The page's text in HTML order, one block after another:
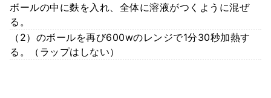
ボールの中に麩を入れ、全体に溶液がつくように混ぜ
る。
（2）のボールを再び600wのレンジで1分30秒加熱す
る。（ラップはしない）